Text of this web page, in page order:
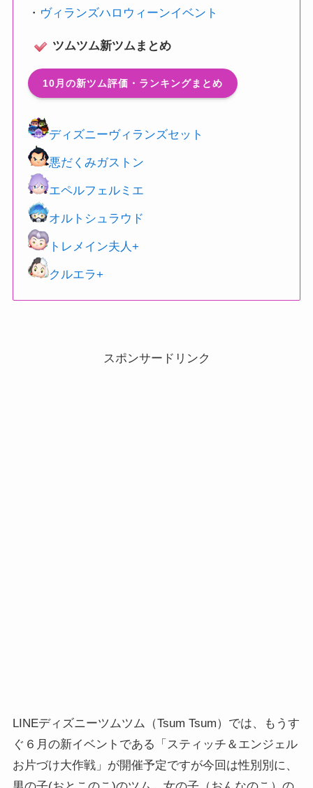
・ ヴィランズハロウィーンイベント
ツムツム新ツムまとめ
10月の新ツム評価・ランキングまとめ
ディズニーヴィランズセット
悪だくみガストン
エペルフェルミエ
オルトシュラウド
トレメイン夫人+
クルエラ+
スポンサードリンク
LINEディズニーツムツム（Tsum Tsum）では、もうす
ぐ６月の新イベントである「スティッチ＆エンジェル
お片づけ大作戦」が開催予定ですが今回は性別別に、